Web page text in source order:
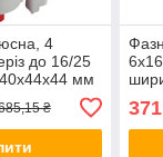
4
до 16/25
мм
шафи₴